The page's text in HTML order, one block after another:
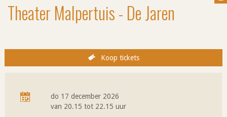
Theater Malpertuis - De Jaren
Koop tickets
Praktische
informatie
do 17 december 2026
van 20.15 tot 22.15 uur